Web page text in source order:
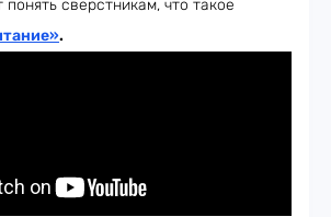
понять сверстникам, что такое
.